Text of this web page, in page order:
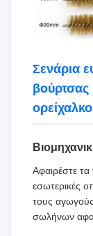
Σενάρια
ορείχαλκο
Αφαιρέστε τα
εσωτερικές
τους
σωλήνων